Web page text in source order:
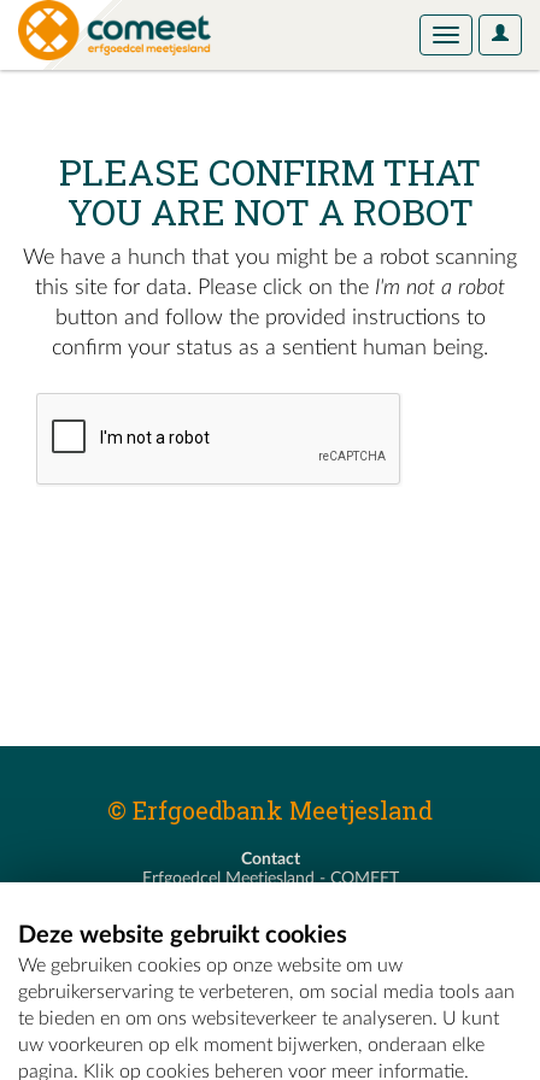
User
Toggle
PLEASE CONFIRM THAT
YOU ARE NOT A ROBOT
We have a hunch that you might be a robot scanning
this site for data. Please click on the I'm not a robot
button and follow the provided instructions to
confirm your status as a sentient human being.
© Erfgoedbank Meetjesland
Contact
Erfgoedcel Meetjesland - COMEET
T - 09 373 75 96
E -erfgoedcel@comeet.be
Deze website gebruikt cookies
We gebruiken cookies op onze website om uw
gebruikerservaring te verbeteren, om social media tools aan
te bieden en om ons websiteverkeer te analyseren. U kunt
uw voorkeuren op elk moment bijwerken, onderaan elke
pagina. Klik op cookies beheren voor meer informatie.